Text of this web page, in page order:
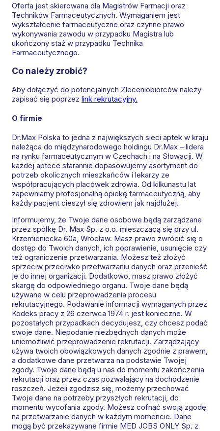
Oferta jest skierowana dla Magistrów Farmacji oraz
Techników Farmaceutycznych. Wymaganiem jest
wykształcenie farmaceutyczne oraz czynne prawo
wykonywania zawodu w przypadku Magistra lub
ukończony staż w przypadku Technika
Farmaceutycznego.
Co należy zrobić?
Aby dołączyć do potencjalnych Zleceniobiorców należy
zapisać się poprzez link rekrutacyjny.
O firmie
Dr.Max Polska to jedna z największych sieci aptek w kraju
należąca do międzynarodowego holdingu Dr.Max – lidera
na rynku farmaceutycznym w Czechach i na Słowacji. W
każdej aptece starannie dopasowujemy asortyment do
potrzeb okolicznych mieszkańców i lekarzy ze
współpracujących placówek zdrowia. Od kilkunastu lat
zapewniamy profesjonalną opiekę farmaceutyczną, aby
każdy pacjent cieszył się zdrowiem jak najdłużej.
Informujemy, że Twoje dane osobowe będą zarządzane
przez spółkę Dr. Max Sp. z o.o. mieszczącą się przy ul.
Krzemieniecka 60a, Wrocław. Masz prawo zwrócić się o
dostęp do Twoich danych, ich poprawienie, usunięcie czy
też ograniczenie przetwarzania. Możesz też złożyć
sprzeciw przeciwko przetwarzaniu danych oraz przenieść
je do innej organizacji. Dodatkowo, masz prawo złożyć
skargę do odpowiedniego organu. Twoje dane będą
używane w celu przeprowadzenia procesu
rekrutacyjnego. Podawanie informacji wymaganych przez
Kodeks pracy z 26 czerwca 1974 r. jest konieczne. W
pozostałych przypadkach decydujesz, czy chcesz podać
swoje dane. Niepodanie niezbędnych danych może
uniemożliwić przeprowadzenie rekrutacji. Zarządzający
używa twoich obowiązkowych danych zgodnie z prawem,
a dodatkowe dane przetwarza na podstawie Twojej
zgody. Twoje dane będą u nas do momentu zakończenia
rekrutacji oraz przez czas pozwalający na dochodzenie
roszczeń. Jeżeli zgodzisz się, możemy przechować
Twoje dane na potrzeby przyszłych rekrutacji, do
momentu wycofania zgody. Możesz cofnąć swoją zgodę
na przetwarzanie danych w każdym momencie. Dane
mogą być przekazywane firmie MED JOBS ONLY Sp. z